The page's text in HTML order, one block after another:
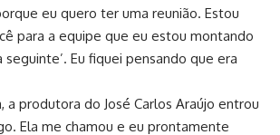
eu quero ter uma reunião. Estou
para a equipe que eu estou montando
Eu fiquei pensando que era
a produtora do José Carlos Araújo entrou
Ela me chamou e eu prontamente